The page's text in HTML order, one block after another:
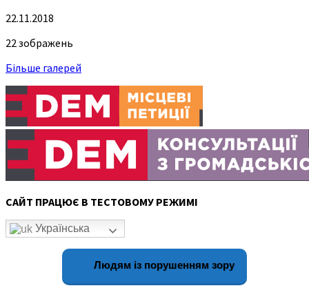
22.11.2018
22 зображень
Більше галерей
САЙТ ПРАЦЮЄ В ТЕСТОВОМУ РЕЖИМІ
Українська
Людям із порушенням зору